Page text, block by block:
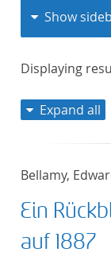
Show
Displaying
Expand all
Bellamy,
Ein
auf 1887